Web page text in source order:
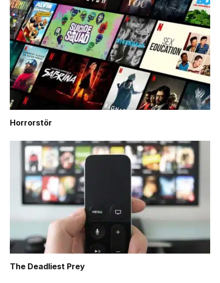
Horrorstör
The Deadliest Prey